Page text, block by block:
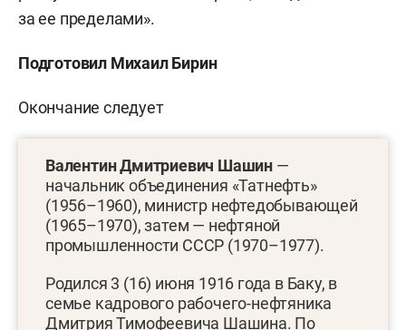
за ее пределами».
Подготовил Михаил Бирин
Окончание следует
Валентин Дмитриевич Шашин —
начальник объединения «Татнефть»
(1956–1960), министр нефтедобывающей
(1965–1970), затем — нефтяной
промышленности СССР (1970–1977).
Родился 3 (16) июня 1916 года в Баку, в
семье кадрового рабочего-нефтяника
Дмитрия Тимофеевича Шашина. По